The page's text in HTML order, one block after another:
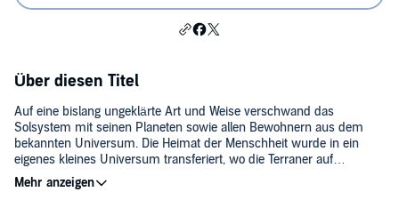
Über diesen Titel
Auf eine bislang ungeklärte Art und Weise verschwand das
Solsystem mit seinen Planeten sowie allen Bewohnern aus dem
bekannten Universum. Die Heimat der Menschheit wurde in ein
eigenes kleines Universum transferiert, wo die Terraner auf
seltsame Nachbarn treffen. Die Lage spitzt sich zu, als die Planeten
von fremden Raumfahrern besetzt und die Sonne Sol "verhüllt"
Von all diesen Entwicklungen weiß Perry Rhodan nichts. Auch ihn